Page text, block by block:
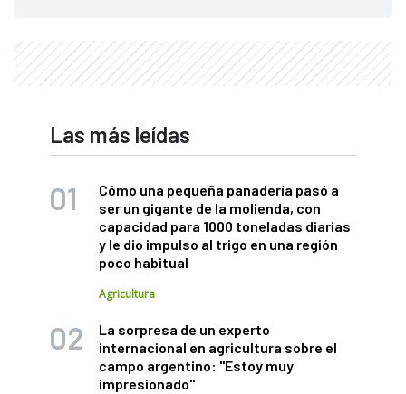
Las más leídas
Cómo una pequeña panadería pasó a
ser un gigante de la molienda, con
capacidad para 1000 toneladas diarias
y le dio impulso al trigo en una región
poco habitual
Agricultura
La sorpresa de un experto
internacional en agricultura sobre el
campo argentino: "Estoy muy
impresionado"